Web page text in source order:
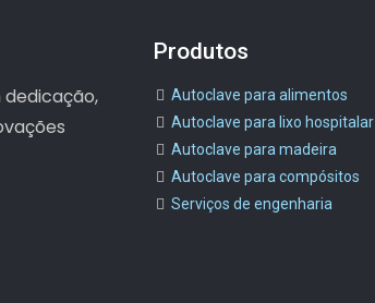
dedicação,
Produtos
Autoclave para alimentos
Autoclave para lixo hospitalar
Autoclave para madeira
Autoclave para compósitos
Serviços de engenharia